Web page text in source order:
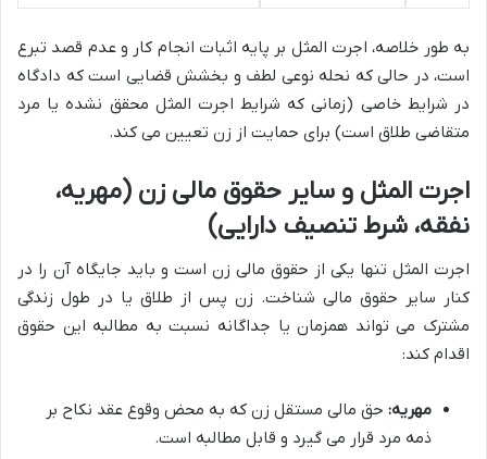
به طور خلاصه، اجرت المثل بر پایه اثبات انجام کار و عدم قصد تبرع
است، در حالی که نحله نوعی لطف و بخشش قضایی است که دادگاه
در شرایط خاصی (زمانی که شرایط اجرت المثل محقق نشده یا مرد
متقاضی طلاق است) برای حمایت از زن تعیین می کند.
اجرت المثل و سایر حقوق مالی زن (مهریه،
نفقه، شرط تنصیف دارایی)
اجرت المثل تنها یکی از حقوق مالی زن است و باید جایگاه آن را در
کنار سایر حقوق مالی شناخت. زن پس از طلاق یا در طول زندگی
مشترک می تواند همزمان یا جداگانه نسبت به مطالبه این حقوق
اقدام کند:
مهریه: حق مالی مستقل زن که به محض وقوع عقد نکاح بر
ذمه مرد قرار می گیرد و قابل مطالبه است.